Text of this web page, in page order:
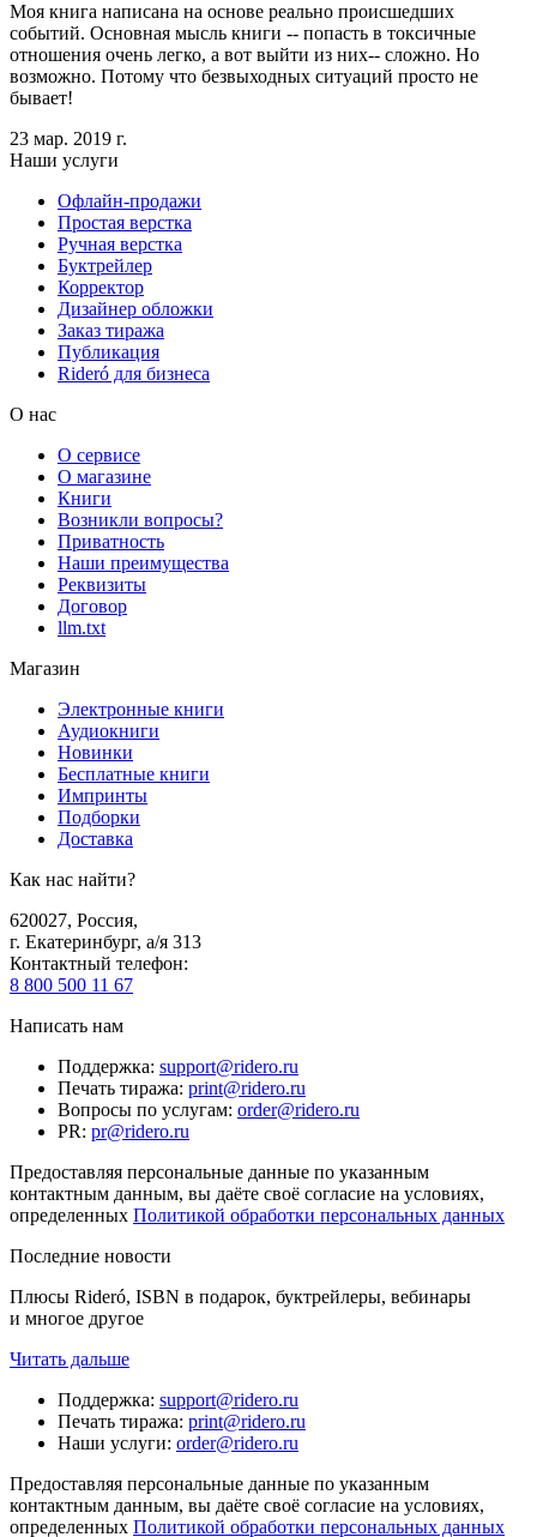
Моя книга написана на основе реально происшедших
событий. Основная мысль книги -- попасть в токсичные
отношения очень легко, а вот выйти из них-- сложно. Но
возможно. Потому что безвыходных ситуаций просто не
бывает!
23 мар. 2019 г.
Наши услуги
Офлайн-продажи
Простая верстка
Ручная верстка
Буктрейлер
Корректор
Дизайнер обложки
Заказ тиража
Публикация
Rideró для бизнеса
О нас
О сервисе
О магазине
Книги
Возникли вопросы?
Приватность
Наши преимущества
Реквизиты
Договор
llm.txt
Магазин
Электронные книги
Аудиокниги
Новинки
Бесплатные книги
Импринты
Подборки
Доставка
Как нас найти?
620027, Россия,
г. Екатеринбург, а/я 313
Контактный телефон:
8 800 500 11 67
Написать нам
Поддержка: support@ridero.ru
Печать тиража: print@ridero.ru
Вопросы по услугам: order@ridero.ru
PR: pr@ridero.ru
Предоставляя персональные данные по указанным
контактным данным, вы даёте своё согласие на условиях,
определенных Политикой обработки персональных данных
Последние новости
Плюсы Rideró, ISBN в подарок, буктрейлеры, вебинары
и многое другое
Читать дальше
Поддержка: support@ridero.ru
Печать тиража: print@ridero.ru
Наши услуги: order@ridero.ru
Предоставляя персональные данные по указанным
контактным данным, вы даёте своё согласие на условиях,
определенных Политикой обработки персональных данных